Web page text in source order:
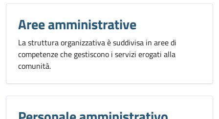
Aree amministrative
La struttura organizzativa è suddivisa in aree di
competenze che gestiscono i servizi erogati alla
comunità.